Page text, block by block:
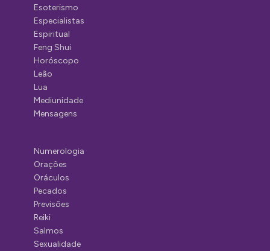
Esoterismo
Especialistas
Espiritual
Feng Shui
Horóscopo
Leão
Lua
Mediunidade
Mensagens
Numerologia
Orações
Oráculos
Pecados
Previsões
Reiki
Salmos
Sexualidade